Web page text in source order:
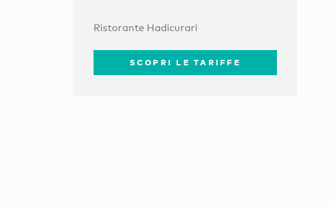
Ristorante Hadicurari
SCOPRI LE TARIFFE